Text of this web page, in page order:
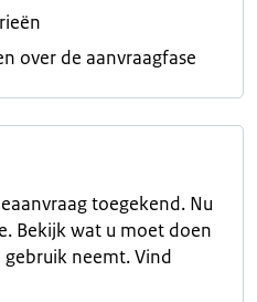
over de aanvraagfase
toegekend. Nu
Bekijk wat u moet doen
neemt. Vind